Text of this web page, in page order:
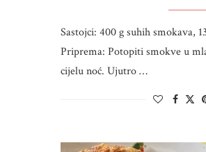
Sastojci: 400 g suhih smokava,
Priprema: Potopiti smokve u
cijelu noć. Ujutro …